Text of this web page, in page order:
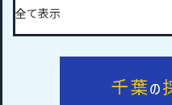
全て表示